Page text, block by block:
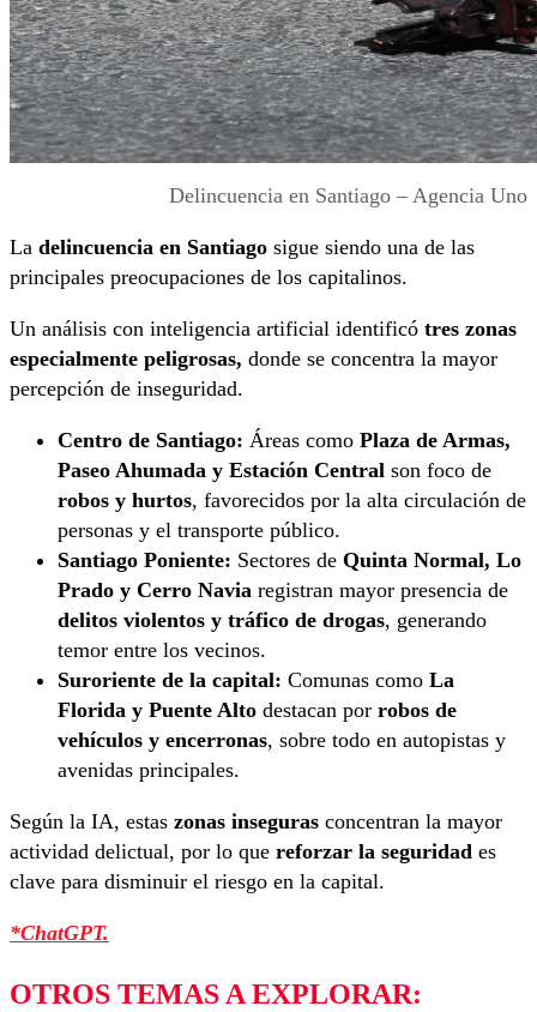
Delincuencia en Santiago – Agencia Uno
La delincuencia en Santiago sigue siendo una de las
principales preocupaciones de los capitalinos.
Un análisis con inteligencia artificial identificó tres zonas
especialmente peligrosas, donde se concentra la mayor
percepción de inseguridad.
Centro de Santiago: Áreas como Plaza de Armas,
Paseo Ahumada y Estación Central son foco de
robos y hurtos, favorecidos por la alta circulación de
personas y el transporte público.
Santiago Poniente: Sectores de Quinta Normal, Lo
Prado y Cerro Navia registran mayor presencia de
delitos violentos y tráfico de drogas, generando
temor entre los vecinos.
Suroriente de la capital: Comunas como La
Florida y Puente Alto destacan por robos de
vehículos y encerronas, sobre todo en autopistas y
avenidas principales.
Según la IA, estas zonas inseguras concentran la mayor
actividad delictual, por lo que reforzar la seguridad es
clave para disminuir el riesgo en la capital.
*ChatGPT.
OTROS TEMAS A EXPLORAR: